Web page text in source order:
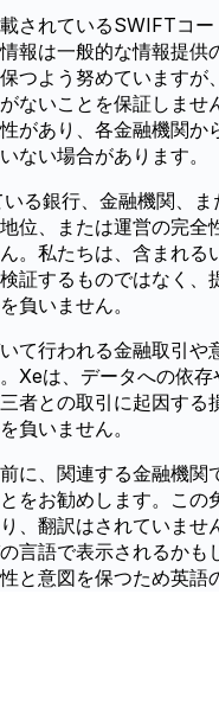
されているSWIFTコ
報は一般的な情報提供
つよう努めていますが
ないことを保証しませ
があり、各金融機関か
ない場合があります。
る銀行、金融機関、
位、または運営の完全
。私たちは、含まれる
証するものではなく、
負いません。
て行われる金融取引や
Xeは、データへの依
者との取引に起因する
負いません。
に、関連する金融機関
をお勧めします。この
、翻訳はされていませ
言語で表示されるかも
と意図を保つため英語